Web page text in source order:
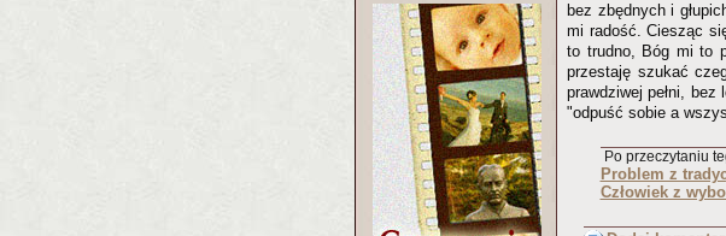
bez zbędnych i
mi radość. Ciesząc
to trudno, Bóg mi to
przestaję szukać
prawdziwej pełni,
"odpuść sobie a
Po przeczytaniu
Problem z
Człowiek z